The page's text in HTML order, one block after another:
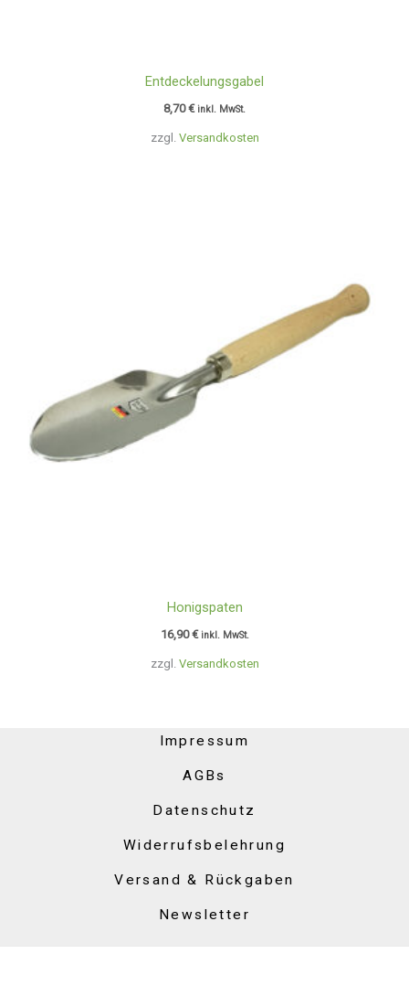
zzgl. Versandkosten
Entdeckelungsgabel
8,70€ inkl. MwSt.
zzgl. Versandkosten
Honigspaten
16,90€ inkl. MwSt.
Impressum
AGBs
Datenschutz
Widerrufsbelehrung
Versand & Rückgaben
Newsletter